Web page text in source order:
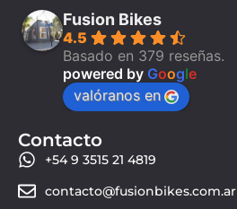
Fusion Bikes
4.5
Basado en 379 reseñas.
powered by Google
valóranos en
Contacto
+54 9 3515 21 4819
contacto@fusionbikes.com.ar